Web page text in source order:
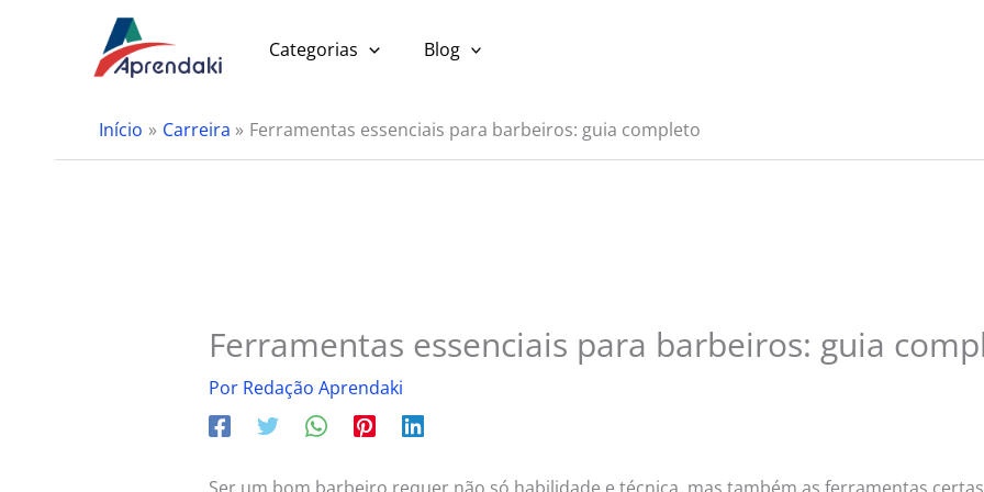
Categorias Blog
Início Carreira Ferramentas essenciais para barbeiros: guia completo
Ferramentas essenciais para barbeiros: guia
Por Redação Aprendaki